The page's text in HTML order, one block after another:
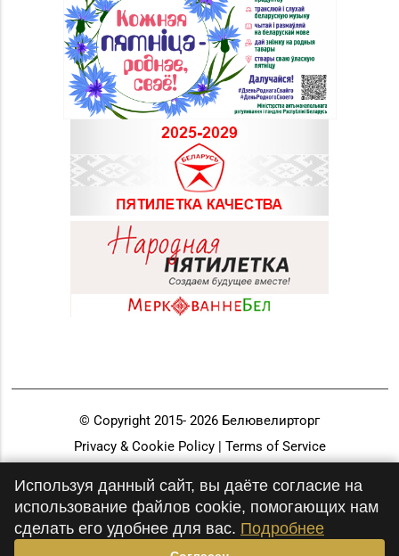
© Copyright 2015- 2026 Белювелирторг
Privacy & Cookie Policy | Terms of Service
Используя данный сайт, вы даёте согласие на
использование файлов cookie, помогающих нам
сделать его удобнее для вас. Подробнее